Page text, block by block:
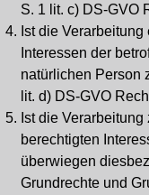
S. 1 lit. c) DS-GVO
Ist die
Interessen der
natürlichen Person
lit. d) DS-GVO
Ist die
berechtigten
überwiegen
Grundrechte und